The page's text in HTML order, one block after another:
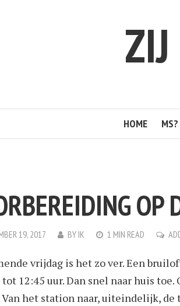
HOME MS?
OP
19, 2017 BY IK 1 MIN READ
vrijdag is het zo ver. Een
12:45 uur. Dan snel naar huis
het station naar, uiteindelijk,